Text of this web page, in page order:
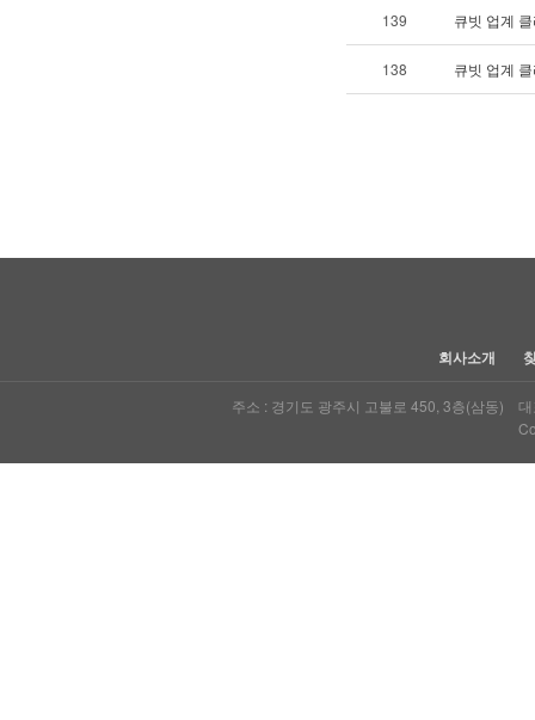
139 큐빗 업계
138 큐빗 업계
회사소개
주소 : 경기도 광주시 고불로 450, 3층(삼동)